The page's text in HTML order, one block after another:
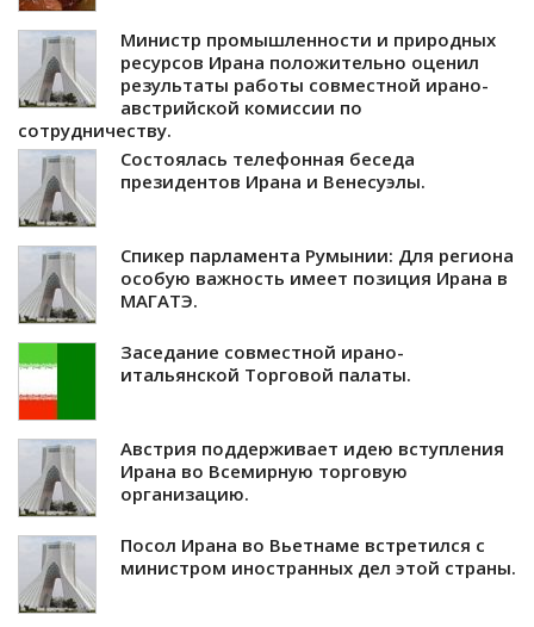
Министр промышленности и природных
ресурсов Ирана положительно оценил
результаты работы совместной ирано-
австрийской комиссии по
сотрудничеству.
Состоялась телефонная беседа
президентов Ирана и Венесуэлы.
Спикер парламента Румынии: Для региона
особую важность имеет позиция Ирана в
МАГАТЭ.
Заседание совместной ирано-
итальянской Торговой палаты.
Австрия поддерживает идею вступления
Ирана во Всемирную торговую
организацию.
Посол Ирана во Вьетнаме встретился с
министром иностранных дел этой страны.